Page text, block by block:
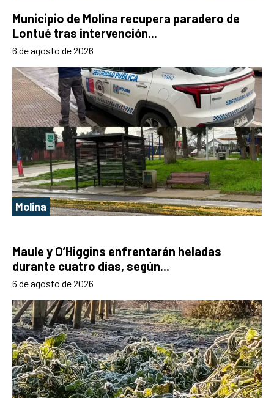
Municipio de Molina recupera paradero de
Lontué tras intervención...
6 de agosto de 2026
Molina
Maule y O’Higgins enfrentarán heladas
durante cuatro días, según...
6 de agosto de 2026